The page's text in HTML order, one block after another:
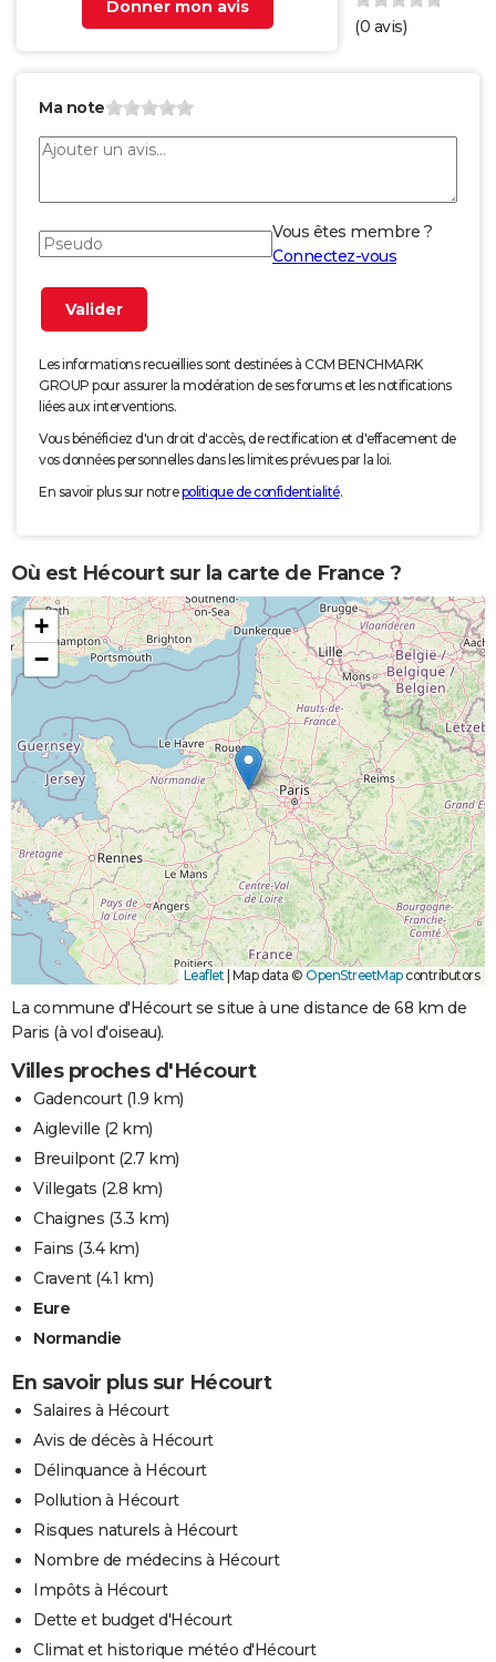
Donner mon avis
(0 avis)
Ma note
Vous êtes membre ?
Connectez-vous
Les informations recueillies sont destinées à CCM BENCHMARK
GROUP pour assurer la modération de ses forums et les notifications
liées aux interventions.
Vous bénéficiez d'un droit d'accès, de rectification et d'effacement de
vos données personnelles dans les limites prévues par la loi.
En savoir plus sur notrepolitique de confidentialité.
Où est Hécourt sur la carte de France ?
+
−
Leaflet Map data © OpenStreetMapcontributors
La commune d'Hécourt se situe à une distance de 68 km de
Paris (à vol d'oiseau).
Villes proches d'Hécourt
Gadencourt(1.9 km)
Aigleville (2 km)
Breuilpont(2.7 km)
Villegats (2.8 km)
Chaignes (3.3 km)
Fains (3.4 km)
Cravent(4.1 km)
Eure
Normandie
En savoir plus sur Hécourt
Salaires à Hécourt
Avis de décès à Hécourt
Délinquance à Hécourt
Pollution à Hécourt
Risques naturels à Hécourt
Nombre de médecins à Hécourt
Impôts à Hécourt
Dette et budget d'Hécourt
Climat et historique météo d'Hécourt